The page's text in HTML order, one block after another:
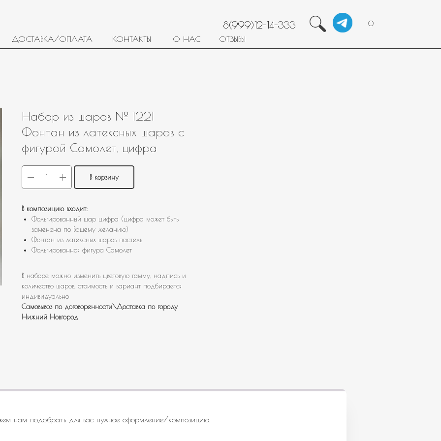
0
8(999)12-14-333
ДОСТАВКА/ОПЛАТА КОНТАКТЫ О НАС ОТЗЫВЫ
Набор из шаров № 1221
Фонтан из латексных шаров с
фигурой Самолет, цифра
В корзину
В композицию входит:
Фольгированный шар цифра (цифра может быть
заменена по Вашему желанию)
Фонтан из латексных шаров пастель
Фольгированная фигура Самолет
В наборе можно изменить цветовую гамму, надпись и
количество шаров, стоимость и вариант подбирается
индивидуально
Самовывоз по договоренности\Доставка по городу
Нижний Новгород
нам подобрать для вас нужное оформление/композицию.